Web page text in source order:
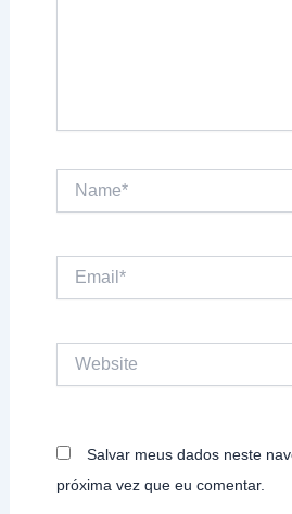
Name*
Salvar meus dados neste
próxima vez que eu comentar.